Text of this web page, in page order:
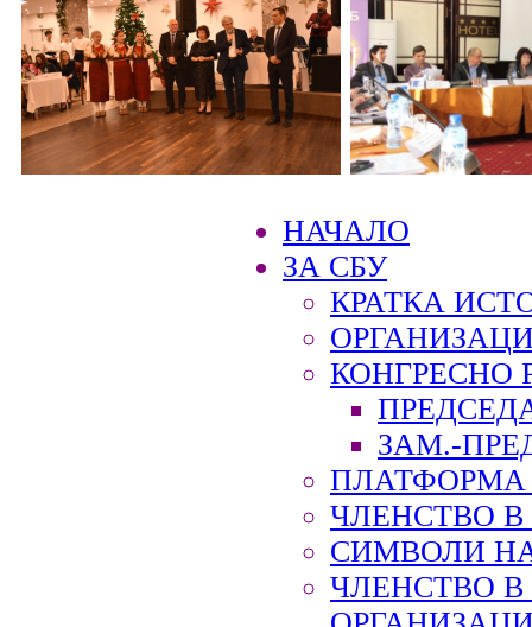
НАЧАЛО
ЗА СБУ
КРАТКА
КОНГРЕСНО
ЗАМ.-
ПЛАТФОРМА
ЧЛЕНСТВО В
СИМВОЛИ
ЧЛЕНСТВО